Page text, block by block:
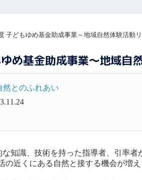
子どもゆめ基金助成事業～地域自然体験活動
め基金助成事業～地域自
然とのふれあい
知識、技術を持った指導者、引率
の近くにある自然と接する機会が増